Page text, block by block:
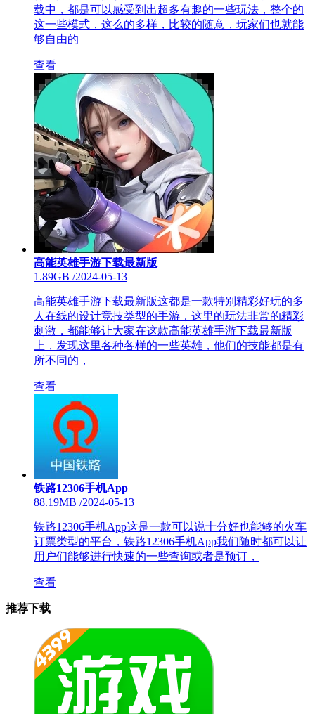
载中，都是可以感受到出超多有趣的一些玩法，整个的
这一些模式，这么的多样，比较的随意，玩家们也就能
够自由的
查看
高能英雄手游下载最新版
1.89GB /2024-05-13
高能英雄手游下载最新版这都是一款特别精彩好玩的多
人在线的设计竞技类型的手游，这里的玩法非常的精彩
刺激，都能够让大家在这款高能英雄手游下载最新版
上，发现这里各种各样的一些英雄，他们的技能都是有
所不同的，
查看
铁路12306手机App
88.19MB /2024-05-13
铁路12306手机App这是一款可以说十分好也能够的火车
订票类型的平台，铁路12306手机App我们随时都可以让
用户们能够进行快速的一些查询或者是预订，
查看
推荐下载